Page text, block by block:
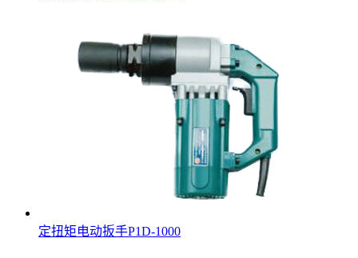
定扭矩电动扳手P1D-1000